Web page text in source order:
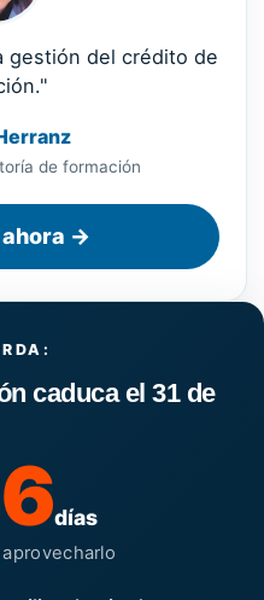
gestión del crédito de
de formación
→
caduca el 31 de
días